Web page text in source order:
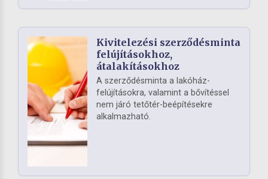
Kivitelezési szerződésminta
felújításokhoz,
átalakításokhoz
A szerződésminta a lakóház-
felújításokra, valamint a bővítéssel
nem járó tetőtér-beépítésekre
alkalmazható.